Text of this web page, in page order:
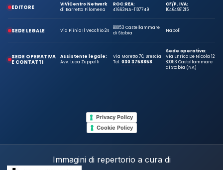
EDITORE
ViViCentro Network
di Barretta Filomena
ROC:
41663
REA:
NA-1107749
CF/P. IVA:
10464981215
SEDE LEGALE Via Plinio Il Vecchio 24
80053 Castellammare
di Stabia
Napoli
SEDE OPERATIVA
E CONTATTI
Assistente legale:
Avv. Luca Zuppelli
Via Moretto 70, Brescia
Tel.030 3758858
Sede operativa:
Via Enrico De Nicola 12
80053 Castellammare
di Stabia (NA)
Privacy Policy
Cookie Policy
Immagini di repertorio a cura di